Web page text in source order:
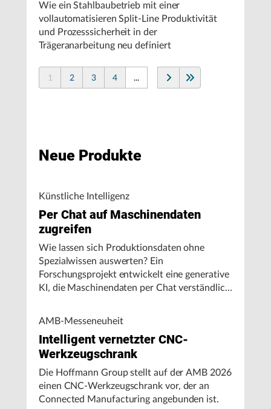
Wie ein Stahlbaubetrieb mit einer
vollautomatisieren Split-Line Produktivität
und Prozesssicherheit in der
Trägeranarbeitung neu definiert
1 2 3 4 ...
Neue Produkte
Künstliche Intelligenz
Per Chat auf Maschinendaten
zugreifen
Wie lassen sich Produktionsdaten ohne
Spezialwissen auswerten? Ein
Forschungsprojekt entwickelt eine generative
KI, die Maschinendaten per Chat verständlich
AMB-Messeneuheit
Intelligent vernetzter CNC-
Werkzeugschrank
Die Hoffmann Group stellt auf der AMB 2026
einen CNC-Werkzeugschrank vor, der an
Connected Manufacturing angebunden ist.